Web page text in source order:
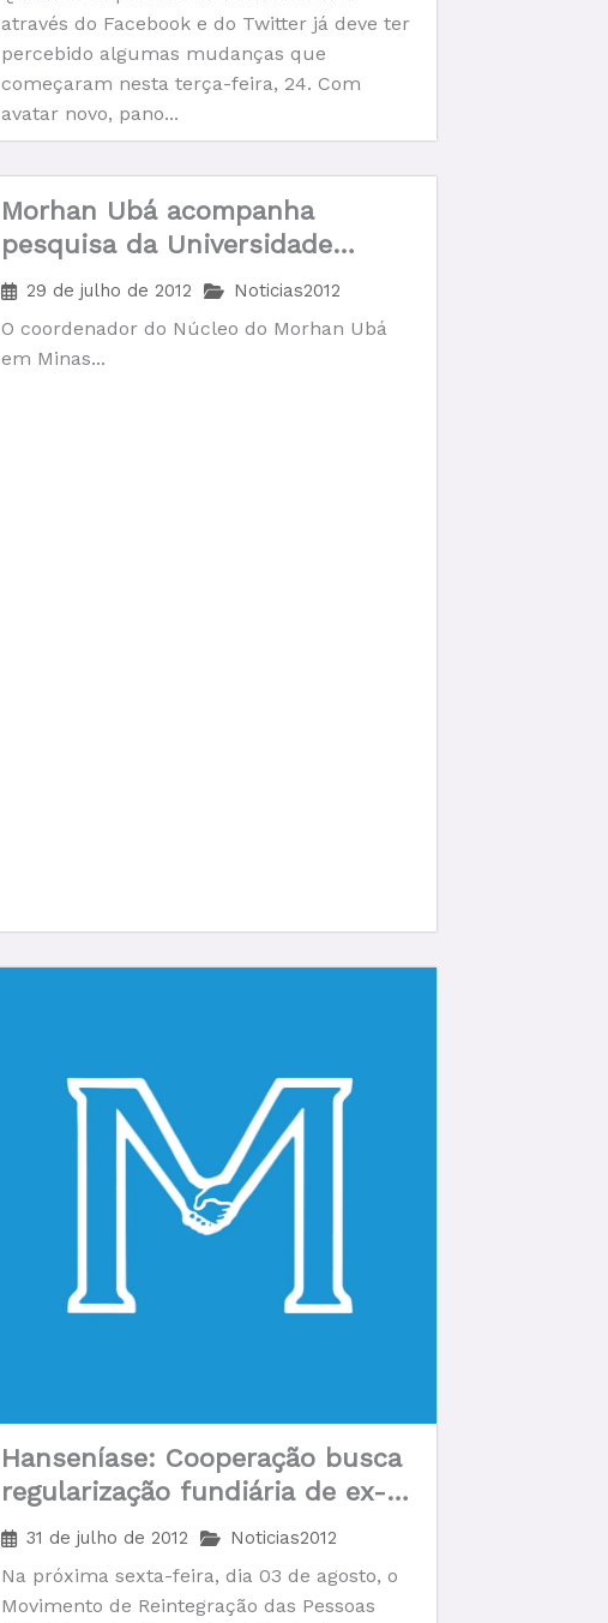
através do Facebook e do Twitter já deve ter
percebido algumas mudanças que
começaram nesta terça-feira, 24. Com
avatar novo, pano...
Morhan Ubá acompanha
pesquisa da Universidade
Federal de Juiz de Fora em
29 de julho de 2012 Noticias2012
O coordenador do Núcleo do Morhan Ubá
em Minas...
Hanseníase: Cooperação busca
regularização fundiária de ex-
colônias em Rio Branco
31 de julho de 2012 Noticias2012
Na próxima sexta-feira, dia 03 de agosto, o
Movimento de Reintegração das Pessoas